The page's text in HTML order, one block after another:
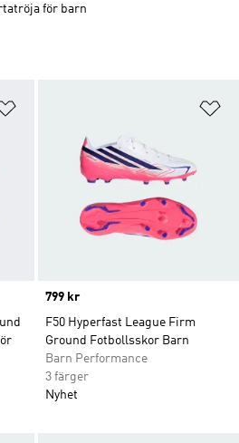
Price
799 kr
F50 Hyperfast League Firm
Ground Fotbollsskor Barn
Barn Performance
3 färger
Nyhet
för barn